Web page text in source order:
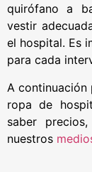
quirófano a
vestir
el hospital. Es
para cada
A continuación
ropa de
saber
nuestros